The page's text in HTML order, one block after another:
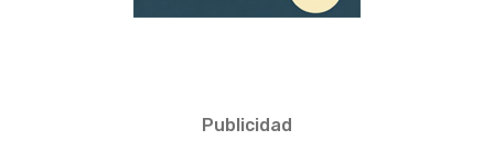
Publicidad